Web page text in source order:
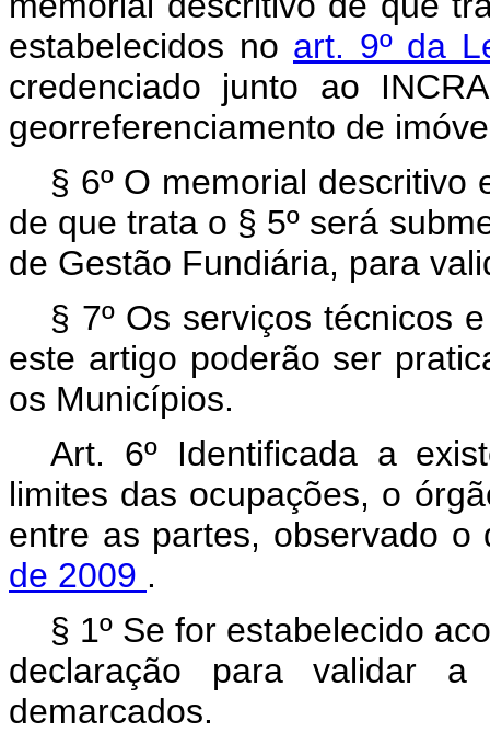
estabelecidos no art. 9º da
credenciado junto ao
georreferenciamento de
§ 6º O memorial descritivo
de que trata o § 5º será
de Gestão Fundiária, para
§ 7º Os serviços técnicos
este artigo poderão ser
os Municípios.
Art. 6º Identificada a
limites das ocupações, o
entre as partes, observado
de 2009 .
§ 1º Se for estabelecido
declaração para validar a
demarcados.